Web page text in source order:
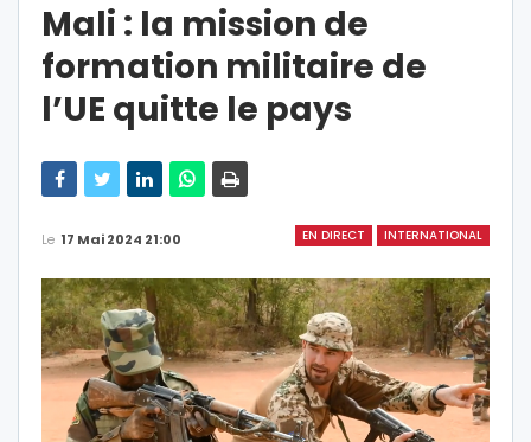
Mali : la mission de
formation militaire de
l’UE quitte le pays
EN DIRECT INTERNATIONAL
Le 17 Mai 2024 21:00